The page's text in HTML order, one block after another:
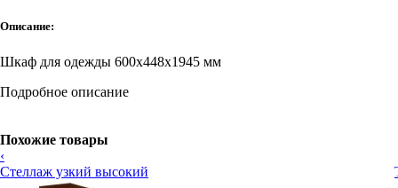
Описание:
Шкаф для одежды 600х448х1945 мм
Подробное описание
Похожие товары
‹
Стеллаж узкий высокий